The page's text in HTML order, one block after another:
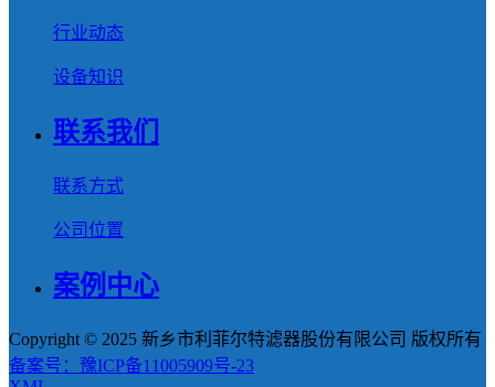
行业动态
设备知识
联系我们
联系方式
公司位置
案例中心
Copyright © 2025 新乡市利菲尔特滤器股份有限公司 版权所有
备案号：豫ICP备11005909号-23